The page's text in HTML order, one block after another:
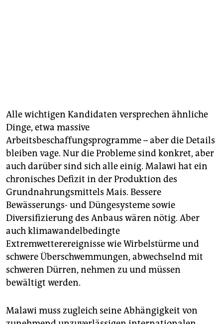
Alle wichtigen Kandidaten versprechen ähnliche
Dinge, etwa massive
Arbeitsbeschaffungsprogramme – aber die Details
bleiben vage. Nur die Probleme sind konkret, aber
auch darüber sind sich alle einig. Malawi hat ein
chronisches Defizit in der Produktion des
Grundnahrungsmittels Mais. Bessere
Bewässerungs- und Düngesysteme sowie
Diversifizierung des Anbaus wären nötig. Aber
auch klimawandelbedingte
Extremwetterereignisse wie Wirbelstürme und
schwere Überschwemmungen, abwechselnd mit
schweren Dürren, nehmen zu und müssen
bewältigt werden.
Malawi muss zugleich seine Abhängigkeit von